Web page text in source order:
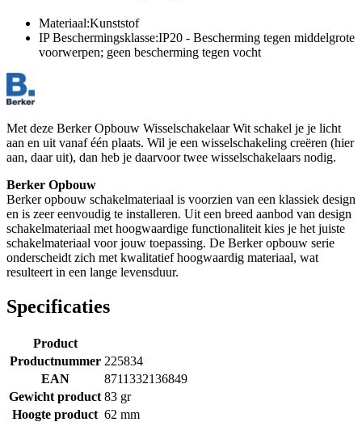
Materiaal:Kunststof
IP Beschermingsklasse:IP20 - Bescherming tegen middelgrote
voorwerpen; geen bescherming tegen vocht
Met deze Berker Opbouw Wisselschakelaar Wit schakel je je licht
aan en uit vanaf één plaats. Wil je een wisselschakeling creëren (hier
aan, daar uit), dan heb je daarvoor twee wisselschakelaars nodig.
Berker Opbouw
Berker opbouw schakelmateriaal is voorzien van een klassiek design
en is zeer eenvoudig te installeren. Uit een breed aanbod van design
schakelmateriaal met hoogwaardige functionaliteit kies je het juiste
schakelmateriaal voor jouw toepassing. De Berker opbouw serie
onderscheidt zich met kwalitatief hoogwaardig materiaal, wat
resulteert in een lange levensduur.
Specificaties
Product
Productnummer 225834
EAN
8711332136849
Gewicht product 83 gr
Hoogte product 62 mm